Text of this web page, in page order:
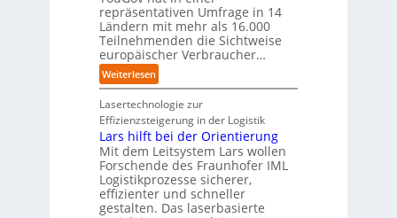
a
t
i
s
i
e
r
u
n
g
s
l
ö
s
u
d
e
r
I
n
d
t
r
i
e
a
u
t
t
I
n
d
u
t
r
i
a
l
B
l
A
u
t
o
m
a
t
i
o
n
.
O
repräsentativen Umfrage in 14
Ländern mit mehr als 16.000
Teilnehmenden die Sichtweise
europäischer Verbraucher…
Weiterlesen:
S
t
u
d
i
e
z
e
i
Lasertechnologie zur
Effizienzsteigerung in der Logistik
Lars hilft bei der Orientierung
Mit dem Leitsystem Lars wollen
Forschende des Fraunhofer IML
Logistikprozesse sicherer,
effizienter und schneller
gestalten. Das laserbasierte